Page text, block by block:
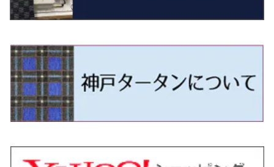
H9/4～R5/9 50/60系
タウンエース・トラック
H20/2～ 400系
タウンエース・バン
H20/2～ 400系
タンク
H28/11～R2/9 M900A・M910A
H26/1～R4/1 80系
ハイエースバン／レジアスエースバン
H25/9～R2/2 GK/GP系
R2/2～ GR/GS系
フリード/フリードハイブリッド
H23/10～H28/9 GB3/4・GP3
H28/9～R6/6 GB5/6/7/8
R6/6～ 5人乗 GT2/4/6/8
フリードスパイク/フリードスパイクHV
H22/7～H28/9 GB3/4
フリード+（プラス）/+ハイブリッド
H28/9～R6/6 GB5/6/7/8
R7/9～ BF1
レジェンド
H18/1～H24/5（前期）
H24/5～R1/10（後期）
エスティマ・ハイブリッド
H18/6～H24/5（前期）
H24/5～R1/10（後期）
オーリス
H24/8～H30/3 180系
カムリ
R4/11～ 10系
H11/1～H14/11 S15
H24/12～R3/10 TB17
ジューク
H22/6～R2/6 F15
スカイライン
H13/6～H18/11 V35
H26/2～ V37
スカイライン・クロスオーバー
H14/2～ SG/SH/SJ/SK系
プレオ
H22/4～H30/3 L275/285
プレオプラス
H24/12～H29/5 LA300/310
レヴォーグ
H25/9～ DG16T
デミオ
H19/7～R1/7 DE/DJ系
ビアンテ
H20/7～30/3 CC系
ファミリア バン
H30/6～ 160系
H28/4～R5/12 M700系
ミラ
H18/12～ L275/285
ミラ・イース
H23/9～ LA300系
ミラ・ココア
H10/1～H14/1 JB33/43W
H14/1～ JB43/74W
スイフト/スイフトスポーツ
H22/9～ スイフト
H23/12～
スペーシア/スペーシアカスタム/スペーシアギア
H25/3～R5/11
R5/11～ MK54S・MK94S
スペーシアベース
H24/7～H29/1 BHGY51
デリカＤ：２
H23/3～ MB系
デリカＤ：３
H23/10～H31/4 BM20 7人乗
デリカＤ：５
H25/11～ JH1・JH2・JH3・JH4
S660
H27/4～R3/12 JW5
WR-V
R6/3～ DG5
ZR-V
H27/7～ 3CC/3CD系
H24/4～R3/4 16C系
ポロ
H21/10～H30/3 6RC系
H30/3～ AW系
R1/6～
Ｓクラス
H25/10～R3/10
Ｖクラス
H27/4～